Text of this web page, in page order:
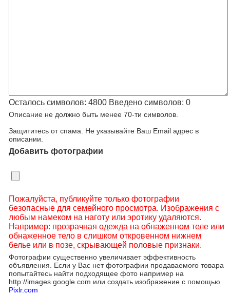
Осталось символов: 4800 Введено символов: 0
Описание не должно быть менее 70-ти символов.
Защититесь от спама. Не указывайте Ваш Email адрес в
описании.
Добавить фотографии
Пожалуйста, публикуйте только фотографии
безопасные для семейного просмотра. Изображения с
любым намеком на наготу или эротику удаляются.
Например: прозрачная одежда на обнаженном теле или
обнаженное тело в слишком откровенном нижнем
белье или в позе, скрывающей половые признаки.
Фотографии существенно увеличивает эффективность
объявления. Если у Вас нет фотографии продаваемого товара
попытайтесь найти подходящее фото например на
http://images.google.com или создать изображение с помощью
Pixlr.com